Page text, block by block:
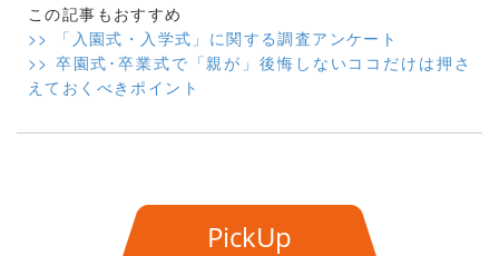
この記事もおすすめ
>> 「入園式・入学式」に関する調査アンケート
>> 卒園式･卒業式で「親が」後悔しないココだけは押さ
えておくべきポイント
PickUp